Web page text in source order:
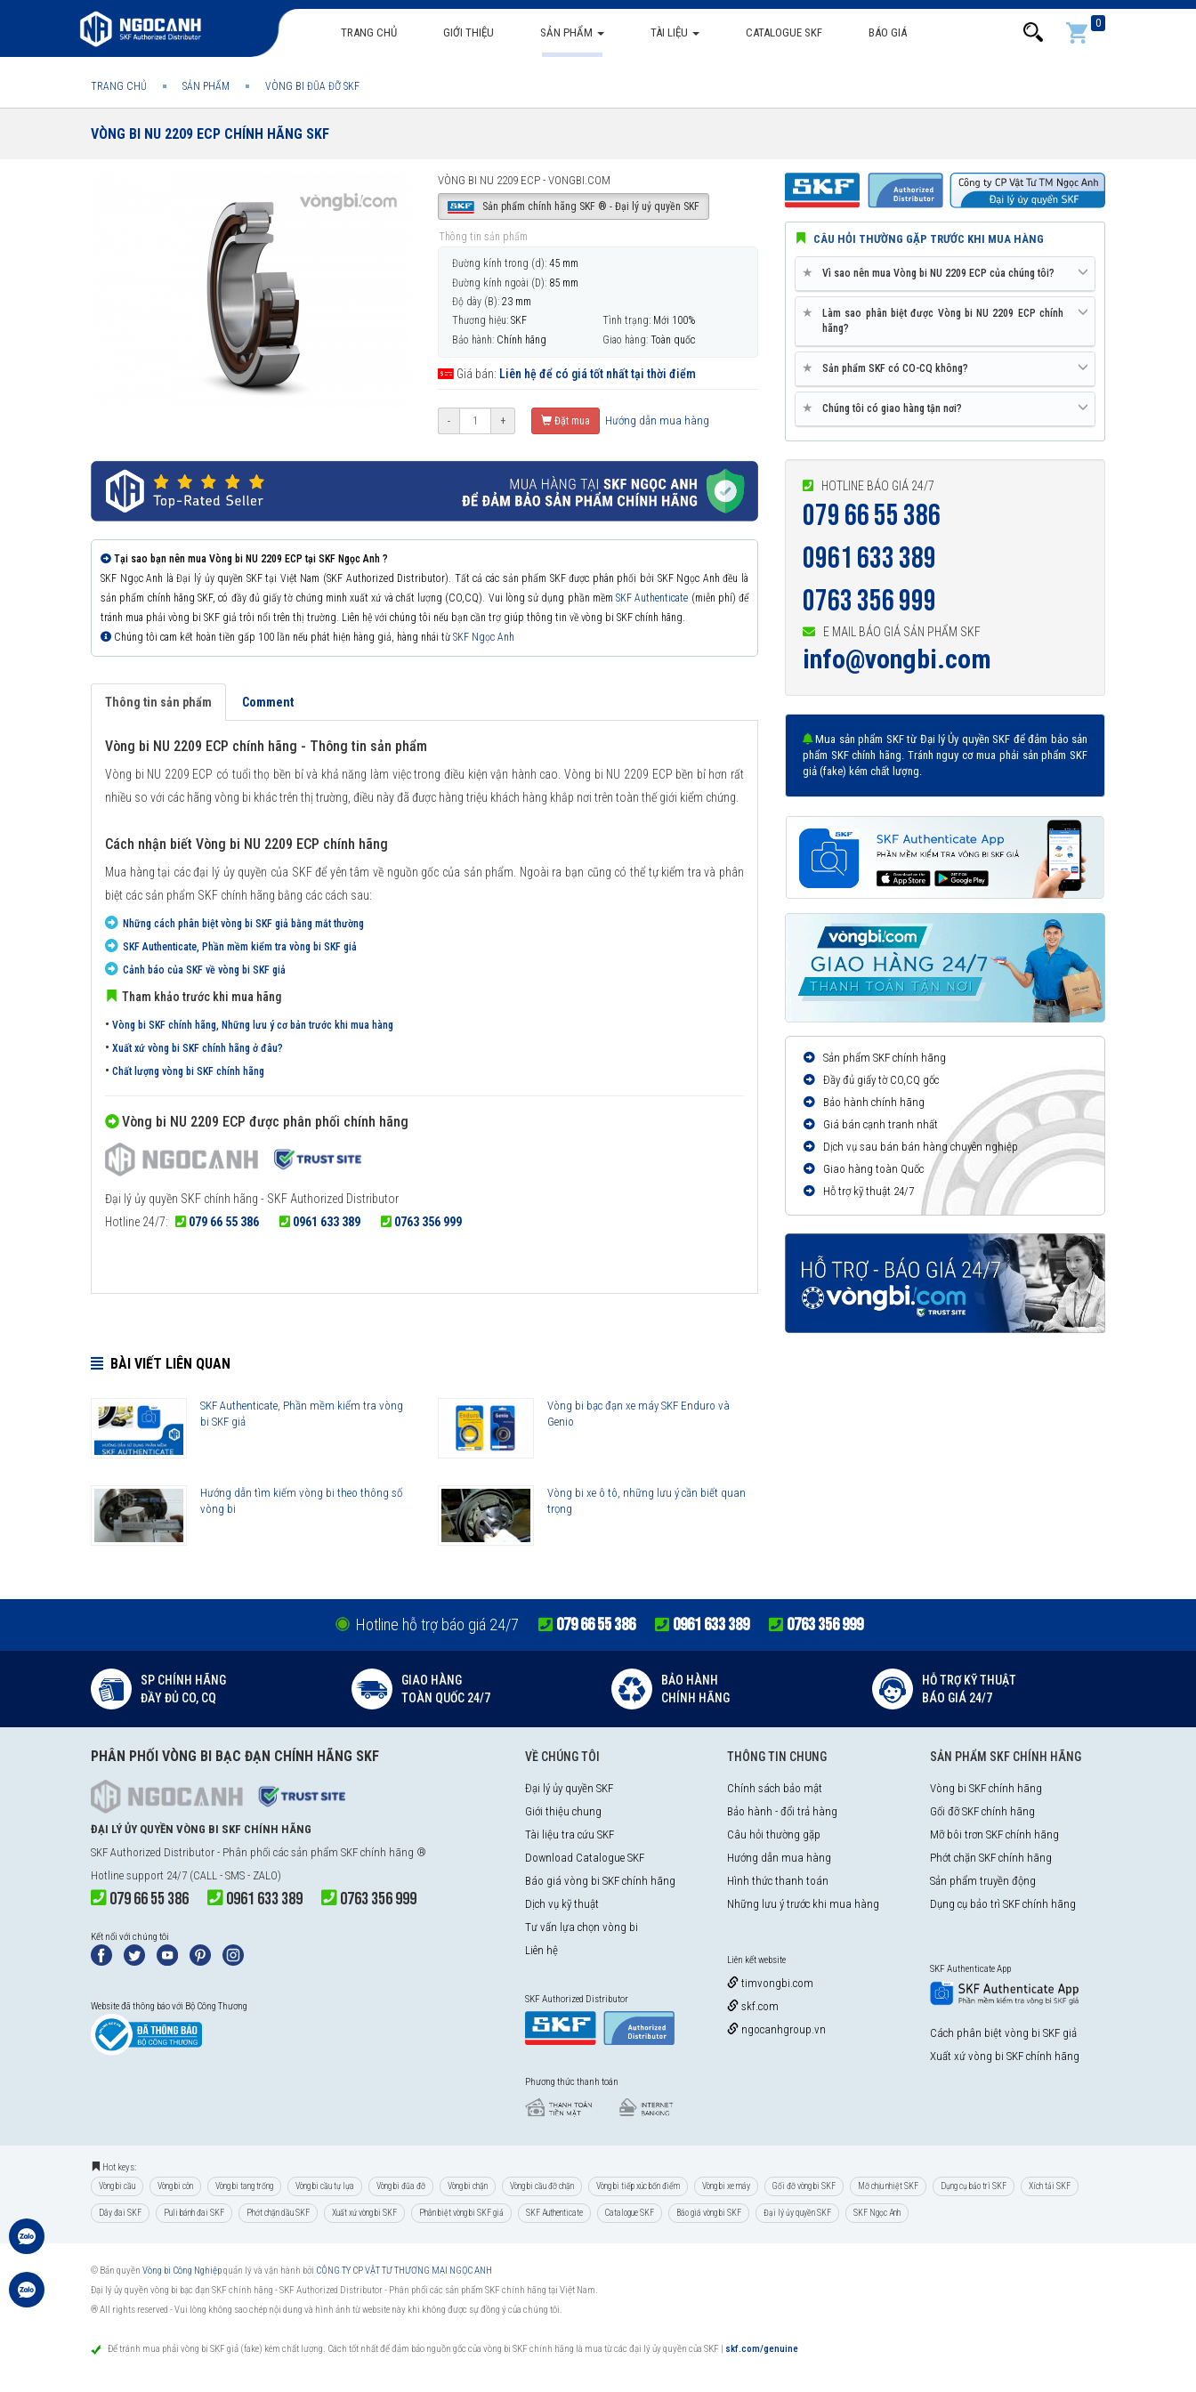
TRANG CHỦ GIỚI THIỆU SẢN PHẨM TÀI LIỆU CATALOGUE SKF BÁO GIÁ
0
TRANG CHỦ SẢN PHẨM VÒNG BI ĐŨA ĐỠ SKF
VÒNG BI NU 2209 ECP CHÍNH HÃNG SKF
VÒNG BI NU 2209 ECP - VONGBI.COM
Sản phẩm chính hãng SKF ® - Đại lý uỷ quyền SKF
Thông tin sản phẩm
Đường kính trong (d): 45 mm
Đường kính ngoài (D): 85 mm
Độ dày (B): 23 mm
Thương hiệu: SKF Tình trạng: Mới 100%
Bảo hành: Chính hãng Giao hàng: Toàn quốc
Giá bán: Liên hệ để có giá tốt nhất tại thời điểm
- + Đặt mua Hướng dẫn mua hàng
Tại sao bạn nên mua Vòng bi NU 2209 ECP tại SKF Ngọc Anh ?
SKF Ngọc Anh là Đại lý ủy quyền SKF tại Việt Nam (SKF Authorized Distributor). Tất cả các sản phẩm SKF được phân phối bởi SKF Ngọc Anh đều là
sản phẩm chính hãng SKF, có đầy đủ giấy tờ chứng minh xuất xứ và chất lượng (CO,CQ). Vui lòng sử dụng phần mềm SKF Authenticate (miễn phí) để
tránh mua phải vòng bi SKF giả trôi nổi trên thị trường. Liên hệ với chúng tôi nếu bạn cần trợ giúp thông tin về vòng bi SKF chính hãng.
Chúng tôi cam kết hoàn tiền gấp 100 lần nếu phát hiện hàng giả, hàng nhái từSKF Ngọc Anh
Thông tin sản phẩm Comment
Vòng bi NU 2209 ECP chính hãng - Thông tin sản phẩm
Vòng bi NU 2209 ECP có tuổi thọ bền bỉ và khả năng làm việc trong điều kiện vận hành cao. Vòng bi NU 2209 ECP bền bỉ hơn rất
nhiều so với các hãng vòng bi khác trên thị trường, điều này đã được hàng triệu khách hàng khắp nơi trên toàn thế giới kiểm chứng.
Cách nhận biết Vòng bi NU 2209 ECP chính hãng
Mua hàng tại các đại lý ủy quyền của SKF để yên tâm về nguồn gốc của sản phẩm. Ngoài ra bạn cũng có thể tự kiểm tra và phân
biệt các sản phẩm SKF chính hãng bằng các cách sau:
Những cách phân biệt vòng bi SKF giả bằng mắt thường
SKF Authenticate, Phần mềm kiểm tra vòng bi SKF giả
Cảnh báo của SKF về vòng bi SKF giả
Tham khảo trước khi mua hãng
• Vòng bi SKF chính hãng, Những lưu ý cơ bản trước khi mua hàng
• Xuất xứ vòng bi SKF chính hãng ở đâu?
• Chất lượng vòng bi SKF chính hãng
Vòng bi NU 2209 ECP được phân phối chính hãng
Đại lý ủy quyền SKF chính hãng - SKF Authorized Distributor
Hotline 24/7:
079 66 55 386 0961 633 389 0763 356 999
BÀI VIẾT LIÊN QUAN
SKF Authenticate, Phần mềm kiểm tra vòng
bi SKF giả
Vòng bi bạc đạn xe máy SKF Enduro và
Genio
Hướng dẫn tìm kiếm vòng bi theo thông số
vòng bi
Vòng bi xe ô tô, những lưu ý cần biết quan
trọng
CÂU HỎI THƯỜNG GẶP TRƯỚC KHI MUA HÀNG
★ Vì sao nên mua Vòng bi NU 2209 ECP của chúng tôi?
★
Làm sao phân biệt được Vòng bi NU 2209 ECP chính
hãng?
★ Sản phẩm SKF có CO-CQ không?
★ Chúng tôi có giao hàng tận nơi?
HOTLINE BÁO GIÁ 24/7
079 66 55 386
0961 633 389
0763 356 999
E MAIL BÁO GIÁ SẢN PHẨM SKF
info@vongbi.com
Mua sản phẩm SKF từ Đại lý Ủy quyền SKF để đảm bảo sản
phẩm SKF chính hãng. Tránh nguy cơ mua phải sản phẩm SKF
giả (fake) kém chất lượng.
Sản phẩm SKF chính hãng
Đầy đủ giấy tờ CO,CQ gốc
Bảo hành chính hãng
Giá bán cạnh tranh nhất
Dịch vụ sau bán bán hàng chuyên nghiệp
Giao hàng toàn Quốc
Hỗ trợ kỹ thuật 24/7
Hotline hỗ trợ báo giá 24/7 079 66 55 386 0961 633 389 0763 356 999
SP CHÍNH HÃNG
ĐẦY ĐỦ CO, CQ
GIAO HÀNG
TOÀN QUỐC 24/7
BẢO HÀNH
CHÍNH HÃNG
HỖ TRỢ KỸ THUẬT
BÁO GIÁ 24/7
PHÂN PHỐI VÒNG BI BẠC ĐẠN CHÍNH HÃNG SKF
ĐẠI LÝ ỦY QUYỀN VÒNG BI SKF CHÍNH HÃNG
SKF Authorized Distributor - Phân phối các sản phẩm SKF chính hãng ®
Hotline support 24/7 (CALL - SMS - ZALO)
079 66 55 386 0961 633 389 0763 356 999
Kết nối với chúng tôi
Website đã thông báo với Bộ Công Thương
VỀ CHÚNG TÔI
Đại lý ủy quyền SKF
Giới thiệu chung
Tài liệu tra cứu SKF
Download Catalogue SKF
Báo giá vòng bi SKF chính hãng
Dịch vụ kỹ thuật
Tư vấn lựa chọn vòng bi
Liên hệ
SKF Authorized Distributor
Phương thức thanh toán
THÔNG TIN CHUNG
Chính sách bảo mật
Bảo hành - đổi trả hàng
Câu hỏi thường gặp
Hướng dẫn mua hàng
Hình thức thanh toán
Những lưu ý trước khi mua hàng
Liên kết website
timvongbi.com
skf.com
ngocanhgroup.vn
SẢN PHẨM SKF CHÍNH HÃNG
Vòng bi SKF chính hãng
Gối đỡ SKF chính hãng
Mỡ bôi trơn SKF chính hãng
Phớt chặn SKF chính hãng
Sản phẩm truyền động
Dụng cụ bảo trì SKF chính hãng
SKF Authenticate App
Cách phân biệt vòng bi SKF giả
Xuất xứ vòng bi SKF chính hãng
Hot keys:
Vòng bi cầu Vòng bi côn Vòng bi tang trống Vòng bi cầu tự lựa Vòng bi đũa đỡ Vòng bi chặn Vòng bi cầu đỡ chặn Vòng bi tiếp xúc bốn điểm Vòng bi xe máy Gối đỡ vòng bi SKF Mỡ chịu nhiệt SKF Dụng cụ bảo trì SKF Xích tải SKF
Dây đai SKF Puli bánh đai SKF Phớt chặn dầu SKF Xuất xứ vòng bi SKF Phân biệt vòng bi SKF giả SKF Authenticate Catalogue SKF Báo giá vòng bi SKF Đại lý ủy quyền SKF SKF Ngọc Anh
© Bản quyền Vòng bi Công Nghiệpquản lý và vận hành bởi CÔNG TY CP VẬT TƯ THƯƠNG MẠI NGỌC ANH
Đại lý ủy quyền vòng bi bạc đạn SKF chính hãng -SKF Authorized Distributor- Phân phối các sản phẩm SKF chính hãng tại Việt Nam.
® All rights reserved - Vui lòng không sao chép nội dung và hình ảnh từ website này khi không được sự đồng ý của chúng tôi.
Để tránh mua phải vòng bi SKF giả (fake) kém chất lượng. Cách tốt nhất để đảm bảo nguồn gốc của vòng bi SKF chính hãng là mua từ các đại lý ủy quyền của SKF skf.com/genuine